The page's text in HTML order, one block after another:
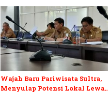
Pelunasan Utang Infrastruktur
Wajah Baru Pariwisata Sultra,
Menyulap Potensi Lokal Lewat